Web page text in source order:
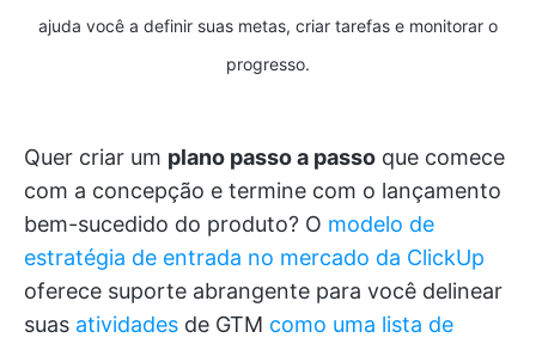
ajuda você a definir suas metas, criar tarefas e monitorar o
progresso.
Quer criar um plano passo a passo que comece
com a concepção e termine com o lançamento
bem-sucedido do produto? O modelo de
estratégia de entrada no mercado da ClickUp
oferece suporte abrangente para você delinear
suas atividades de GTM como uma lista de